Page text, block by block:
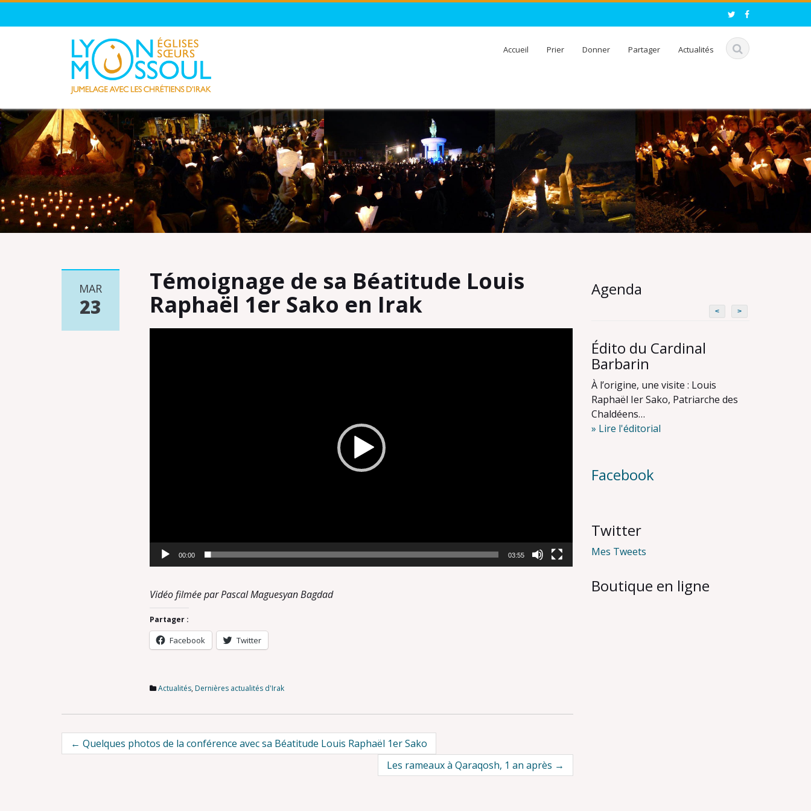
Accueil Prier Donner Partager Actualités
MAR
23
Témoignage de sa Béatitude Louis
Raphaël 1er Sako en Irak
00:00 03:55
Vidéo filmée par Pascal Maguesyan Bagdad
Partager :
Facebook Twitter
Actualités,Dernières actualités d'Irak
Post
← Quelques photos de la conférence avec sa Béatitude Louis Raphaël 1er Sako
Les rameaux à Qaraqosh, 1 an après →
Agenda
< >
Édito du Cardinal
Barbarin
À l’origine, une visite : Louis
Raphaël Ier Sako, Patriarche des
Chaldéens…
» Lire l'éditorial
Facebook
Twitter
Mes Tweets
Boutique en ligne